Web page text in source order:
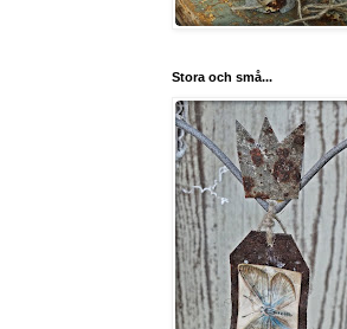
Stora och små...